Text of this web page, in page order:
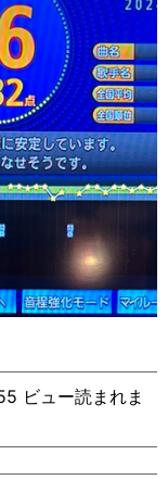
ビュー読まれま